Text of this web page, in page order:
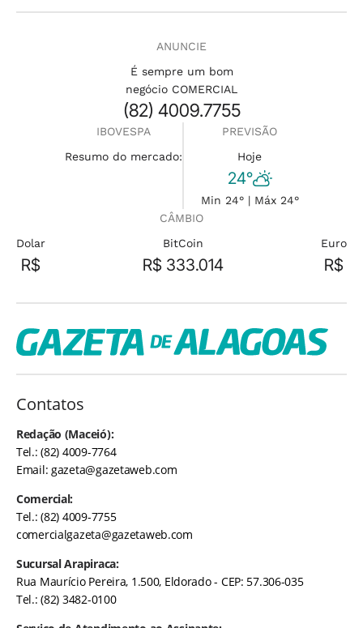
ANUNCIE
É sempre um bom
negócio COMERCIAL
(82) 4009.7755
IBOVESPA
Resumo do mercado:
PREVISÃO
Hoje
24°
Min 24° | Máx 24°
CÂMBIO
Dolar
R$
BitCoin
R$ 333.014
Euro
R$
Contatos
Redação (Maceió):
Tel.: (82) 4009-7764
Email:gazeta@gazetaweb.com
Comercial:
Tel.: (82) 4009-7755
comercialgazeta@gazetaweb.com
Sucursal Arapiraca:
Rua Maurício Pereira, 1.500, Eldorado - CEP: 57.306-035
Tel.: (82) 3482-0100